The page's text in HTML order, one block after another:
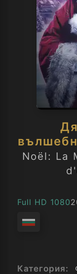
Noël: La
Full HD 1080
Категория: